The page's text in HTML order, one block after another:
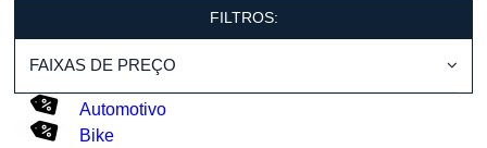
FILTROS:
FAIXAS DE PREÇO
Automotivo
Bike